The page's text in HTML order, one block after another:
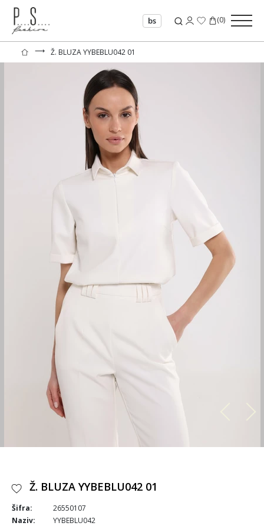
bs (0)
⟶ Ž. BLUZA YYBEBLU042 01
Ž. BLUZA YYBEBLU042 01
Šifra:
26550107
Naziv:
YYBEBLU042